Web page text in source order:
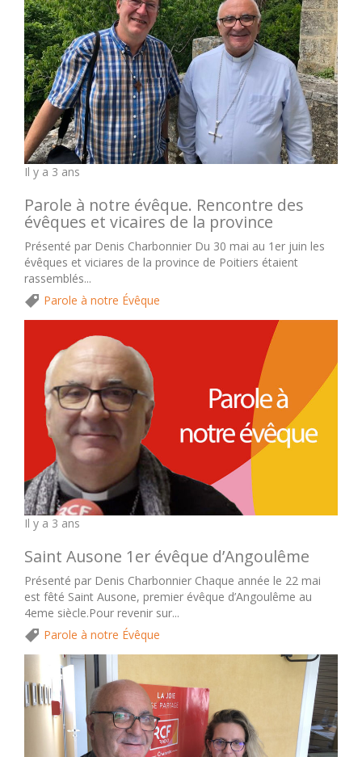
Il y a 3 ans
Parole à notre évêque. Rencontre des
évêques et vicaires de la province
Présenté par Denis Charbonnier Du 30 mai au 1er juin les
évêques et viciares de la province de Poitiers étaient
rassemblés...
Parole à notre Évêque
Il y a 3 ans
Saint Ausone 1er évêque d’Angoulême
Présenté par Denis Charbonnier Chaque année le 22 mai
est fêté Saint Ausone, premier évêque d’Angoulême au
4eme siècle.Pour revenir sur...
Parole à notre Évêque